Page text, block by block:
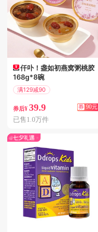
仟卟！盏如初燕窝粥桃胶
168g*8碗
满129减90
券后¥ 39.9 券 90元
已售1.0万件